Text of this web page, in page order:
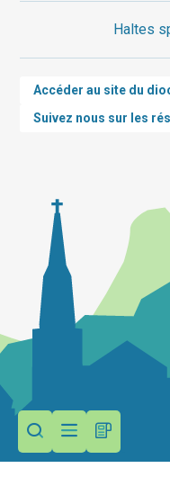
Haltes
Accéder au site du
Suivez nous sur les